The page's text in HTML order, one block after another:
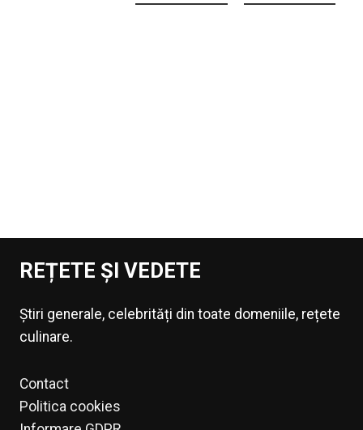
REȚETE ȘI VEDETE
Știri generale, celebrități din toate domeniile, rețete
culinare.
Contact
Politica cookies